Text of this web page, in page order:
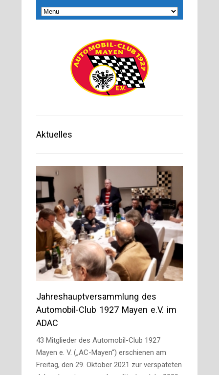
Aktuelles
Jahreshauptversammlung des
Automobil-Club 1927 Mayen e.V. im
ADAC
43 Mitglieder des Automobil-Club 1927
Mayen e. V. („AC-Mayen“) erschienen am
Freitag, den 29. Oktober 2021 zur verspäteten